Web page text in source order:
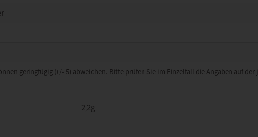
geringfügig (+/- 5) abweichen. Bitte prüfen Sie im Einzelfall die Angaben auf
2,2g